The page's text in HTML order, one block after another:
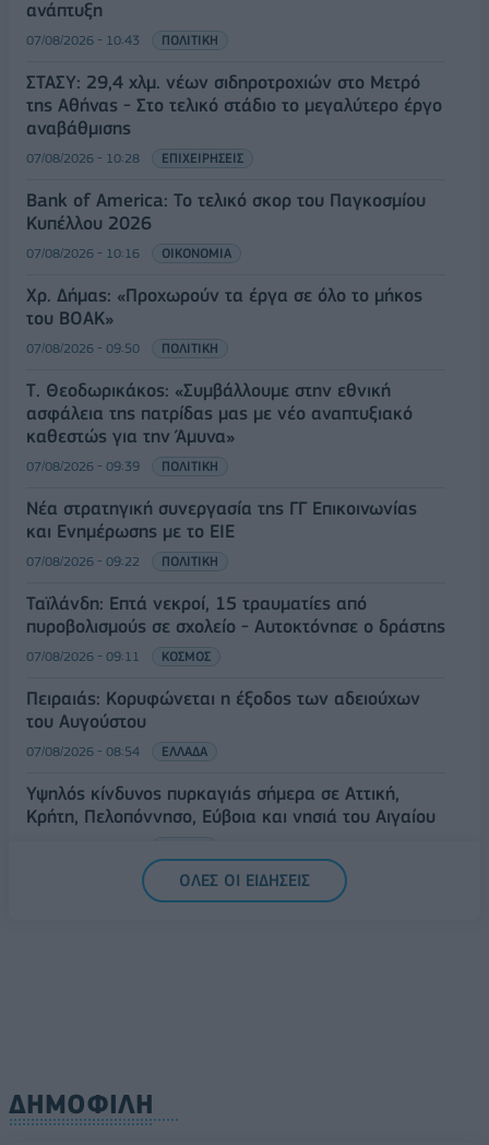
ανάπτυξη
07/08/2026 - 10:43 ΠΟΛΙΤΙΚΗ
ΣΤΑΣΥ: 29,4 χλμ. νέων σιδηροτροχιών στο Μετρό
της Αθήνας - Στο τελικό στάδιο το μεγαλύτερο έργο
αναβάθμισης
07/08/2026 - 10:28 ΕΠΙΧΕΙΡΗΣΕΙΣ
Bank of America: Το τελικό σκορ του Παγκοσμίου
Κυπέλλου 2026
07/08/2026 - 10:16 ΟΙΚΟΝΟΜΙΑ
Χρ. Δήμας: «Προχωρούν τα έργα σε όλο το μήκος
του ΒΟΑΚ»
07/08/2026 - 09:50 ΠΟΛΙΤΙΚΗ
Τ. Θεοδωρικάκος: «Συμβάλλουμε στην εθνική
ασφάλεια της πατρίδας μας με νέο αναπτυξιακό
καθεστώς για την Άμυνα»
07/08/2026 - 09:39 ΠΟΛΙΤΙΚΗ
Νέα στρατηγική συνεργασία της ΓΓ Επικοινωνίας
και Ενημέρωσης με το ΕΙΕ
07/08/2026 - 09:22 ΠΟΛΙΤΙΚΗ
Ταϊλάνδη: Επτά νεκροί, 15 τραυματίες από
πυροβολισμούς σε σχολείο - Αυτοκτόνησε ο δράστης
07/08/2026 - 09:11 ΚΟΣΜΟΣ
Πειραιάς: Κορυφώνεται η έξοδος των αδειούχων
του Αυγούστου
07/08/2026 - 08:54 ΕΛΛΑΔΑ
Υψηλός κίνδυνος πυρκαγιάς σήμερα σε Αττική,
Κρήτη, Πελοπόννησο, Εύβοια και νησιά του Αιγαίου
ΟΛΕΣ ΟΙ ΕΙΔΗΣΕΙΣ
ΔΗΜΟΦΙΛΗ